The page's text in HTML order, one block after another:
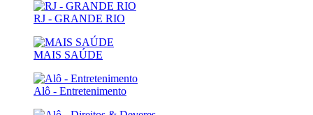
RJ - GRANDE RIO
MAIS SAÚDE
Alô - Entretenimento